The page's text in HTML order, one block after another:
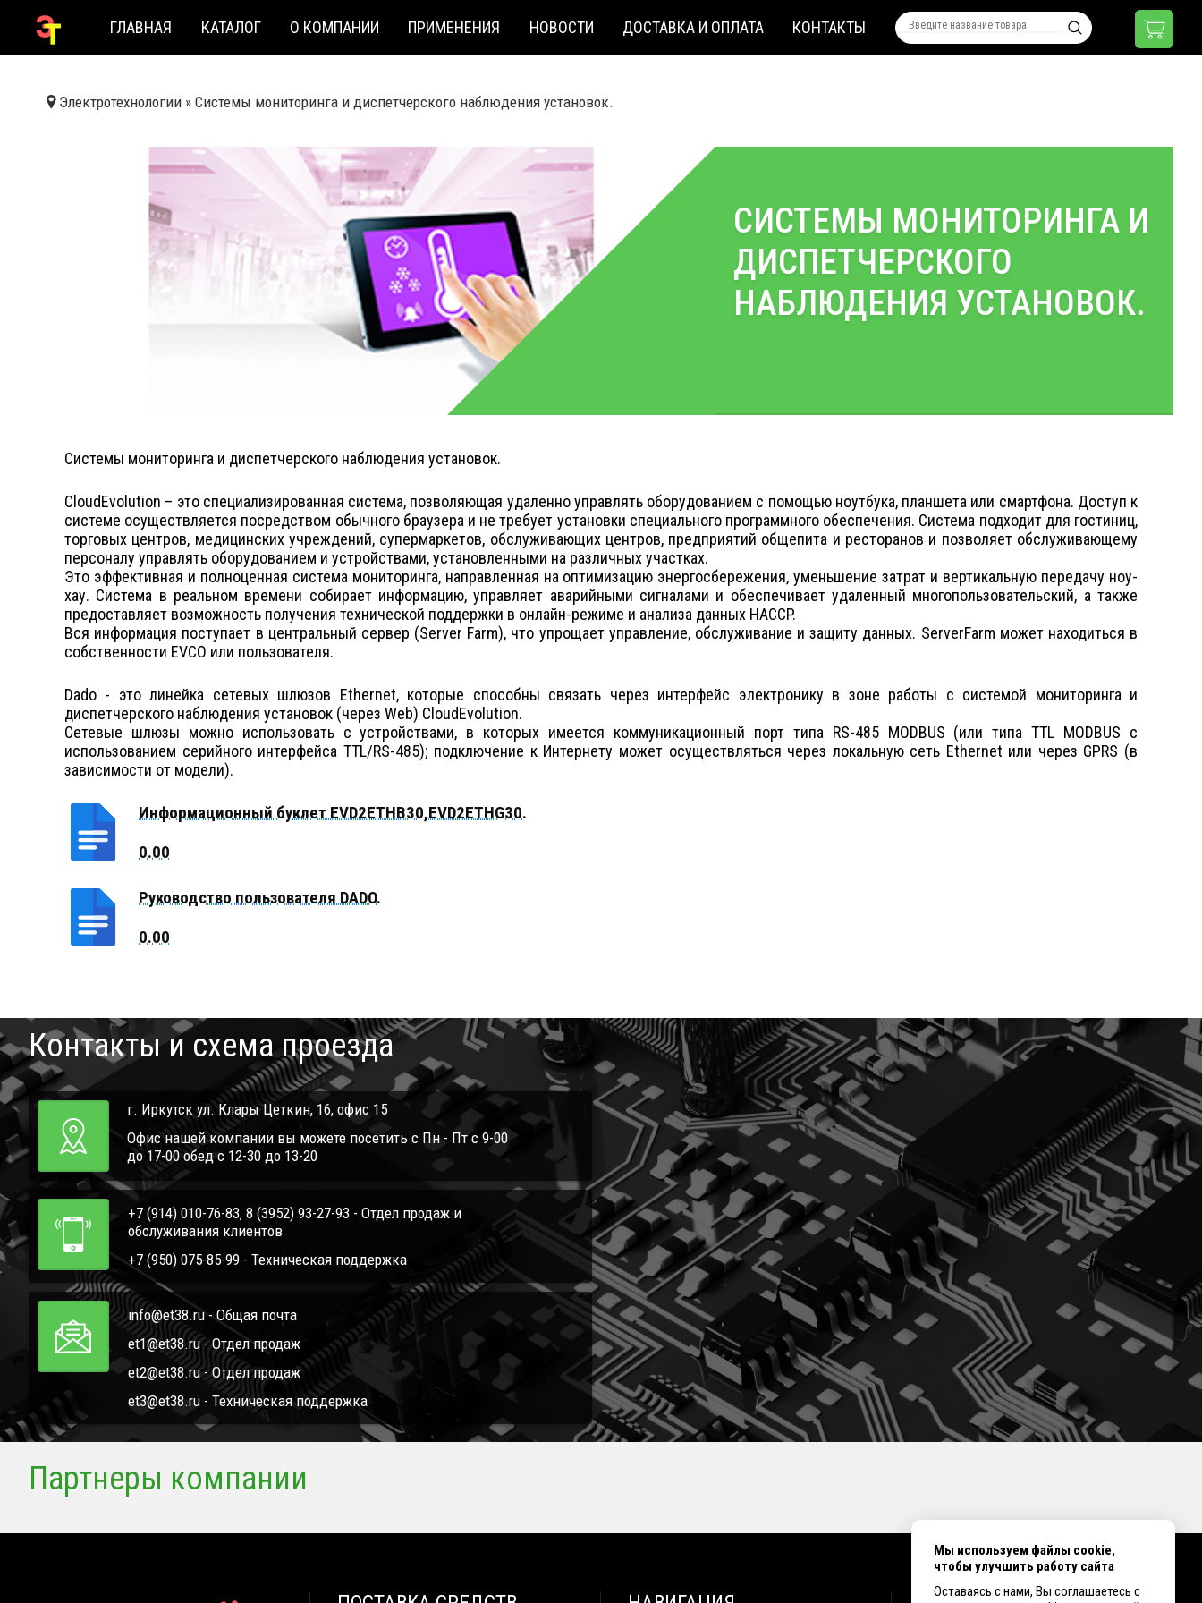
ГЛАВНАЯ КАТАЛОГ О КОМПАНИИ ПРИМЕНЕНИЯ НОВОСТИ ДОСТАВКА И ОПЛАТА КОНТАКТЫ
Электротехнологии » Системы мониторинга и диспетчерского наблюдения установок.
СИСТЕМЫ МОНИТОРИНГА И
ДИСПЕТЧЕРСКОГО
НАБЛЮДЕНИЯ УСТАНОВОК.
Системы мониторинга и диспетчерского наблюдения установок.
CloudEvolution – это специализированная система, позволяющая удаленно управлять оборудованием с помощью ноутбука, планшета или смартфона. Доступ к
системе осуществляется посредством обычного браузера и не требует установки специального программного обеспечения. Система подходит для гостиниц,
торговых центров, медицинских учреждений, супермаркетов, обслуживающих центров, предприятий общепита и ресторанов и позволяет обслуживающему
персоналу управлять оборудованием и устройствами, установленными на различных участках.
Это эффективная и полноценная система мониторинга, направленная на оптимизацию энергосбережения, уменьшение затрат и вертикальную передачу ноу-
хау. Система в реальном времени собирает информацию, управляет аварийными сигналами и обеспечивает удаленный многопользовательский, а также
предоставляет возможность получения технической поддержки в онлайн-режиме и анализа данных HACCP.
Вся информация поступает в центральный сервер (Server Farm), что упрощает управление, обслуживание и защиту данных. ServerFarm может находиться в
собственности EVCO или пользователя.
Dado - это линейка сетевых шлюзов Ethernet, которые способны связать через интерфейс электронику в зоне работы с системой мониторинга и
диспетчерского наблюдения установок (через Web) CloudEvolution.
Сетевые шлюзы можно использовать с устройствами, в которых имеется коммуникационный порт типа RS-485 MODBUS (или типа TTL MODBUS с
использованием серийного интерфейса TTL/RS-485); подключение к Интернету может осуществляться через локальную сеть Ethernet или через GPRS (в
зависимости от модели).
Информационный буклет EVD2ETHB30,EVD2ETHG30.
Руководство пользователя DADO.
Контакты и схема проезда
г. Иркутск ул. Клары Цеткин, 16, офис 15
Офис нашей компании вы можете посетить с Пн - Пт с 9-00
до 17-00 обед с 12-30 до 13-20
+7 (914) 010-76-83, 8 (3952) 93-27-93 - Отдел продаж и
обслуживания клиентов
+7 (950) 075-85-99 - Техническая поддержка
info@et38.ru - Общая почта
et1@et38.ru - Отдел продаж
et2@et38.ru - Отдел продаж
et3@et38.ru - Техническая поддержка
Партнеры компании
Мы используем файлы cookie,
чтобы улучшить работу сайта
Оставаясь с нами, Вы соглашаетесь с